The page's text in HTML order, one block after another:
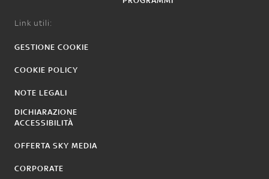
Link utili:
GESTIONE COOKIE
COOKIE POLICY
NOTE LEGALI
DICHIARAZIONE
ACCESSIBILITÀ
OFFERTA SKY MEDIA
CORPORATE